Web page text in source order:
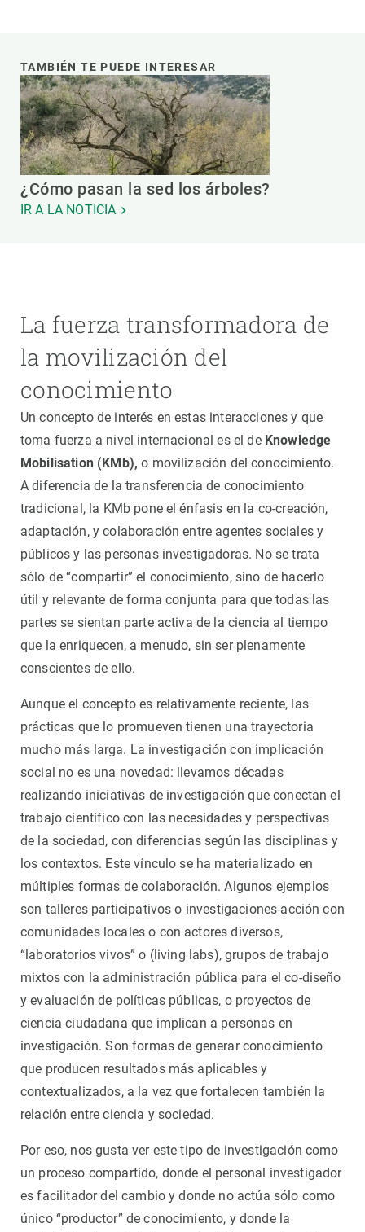
TAMBIÉN TE PUEDE INTERESAR
¿Cómo pasan la sed los árboles?
IR A LA NOTICIA
La fuerza transformadora de
la movilización del
conocimiento
Un concepto de interés en estas interacciones y que
toma fuerza a nivel internacional es el de Knowledge
Mobilisation (KMb), o movilización del conocimiento.
A diferencia de la transferencia de conocimiento
tradicional, la KMb pone el énfasis en la co-creación,
adaptación, y colaboración entre agentes sociales y
públicos y las personas investigadoras. No se trata
sólo de “compartir” el conocimiento, sino de hacerlo
útil y relevante de forma conjunta para que todas las
partes se sientan parte activa de la ciencia al tiempo
que la enriquecen, a menudo, sin ser plenamente
conscientes de ello.
Aunque el concepto es relativamente reciente, las
prácticas que lo promueven tienen una trayectoria
mucho más larga. La investigación con implicación
social no es una novedad: llevamos décadas
realizando iniciativas de investigación que conectan el
trabajo científico con las necesidades y perspectivas
de la sociedad, con diferencias según las disciplinas y
los contextos. Este vínculo se ha materializado en
múltiples formas de colaboración. Algunos ejemplos
son talleres participativos o investigaciones-acción con
comunidades locales o con actores diversos,
“laboratorios vivos” o (living labs), grupos de trabajo
mixtos con la administración pública para el co-diseño
y evaluación de políticas públicas, o proyectos de
ciencia ciudadana que implican a personas en
investigación. Son formas de generar conocimiento
que producen resultados más aplicables y
contextualizados, a la vez que fortalecen también la
relación entre ciencia y sociedad.
Por eso, nos gusta ver este tipo de investigación como
un proceso compartido, donde el personal investigador
es facilitador del cambio y donde no actúa sólo como
único “productor” de conocimiento, y donde la